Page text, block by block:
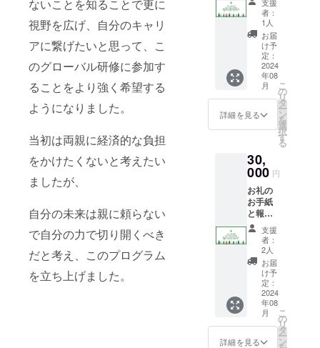
ないことを知ることで更に
視野を広げ、自分のキャリ
アに繋げたいと思って、こ
のグローバル研修に参加す
ることをより強く希望する
ようになりました。
当初は両親に経済的な負担
をかけたくないと考えたい
ましたが、
自分の未来は親に頼らない
で自分の力で切り開くべき
だと考え、このプログラム
を立ち上げました。
地で
撮った
素敵な
お写真5
枚と動
画1つ
(10秒程
度,mp4
形式）
を送ら
せて頂
支援
者：
1人
お届
け予
定：
2024
年08
月
詳細を見る
こ
の
リ
タ
ー
ン
を
選
択
す
る
30,
000 円
お礼の
お手紙
と報告
書と現
地で
撮った
素敵な
お写真5
枚と動
画２つ
(各10秒
度,mp4
形式）
支援
者：
2人
お届
け予
定：
2024
年08
月
詳細を見る
こ
の
リ
タ
ー
ン